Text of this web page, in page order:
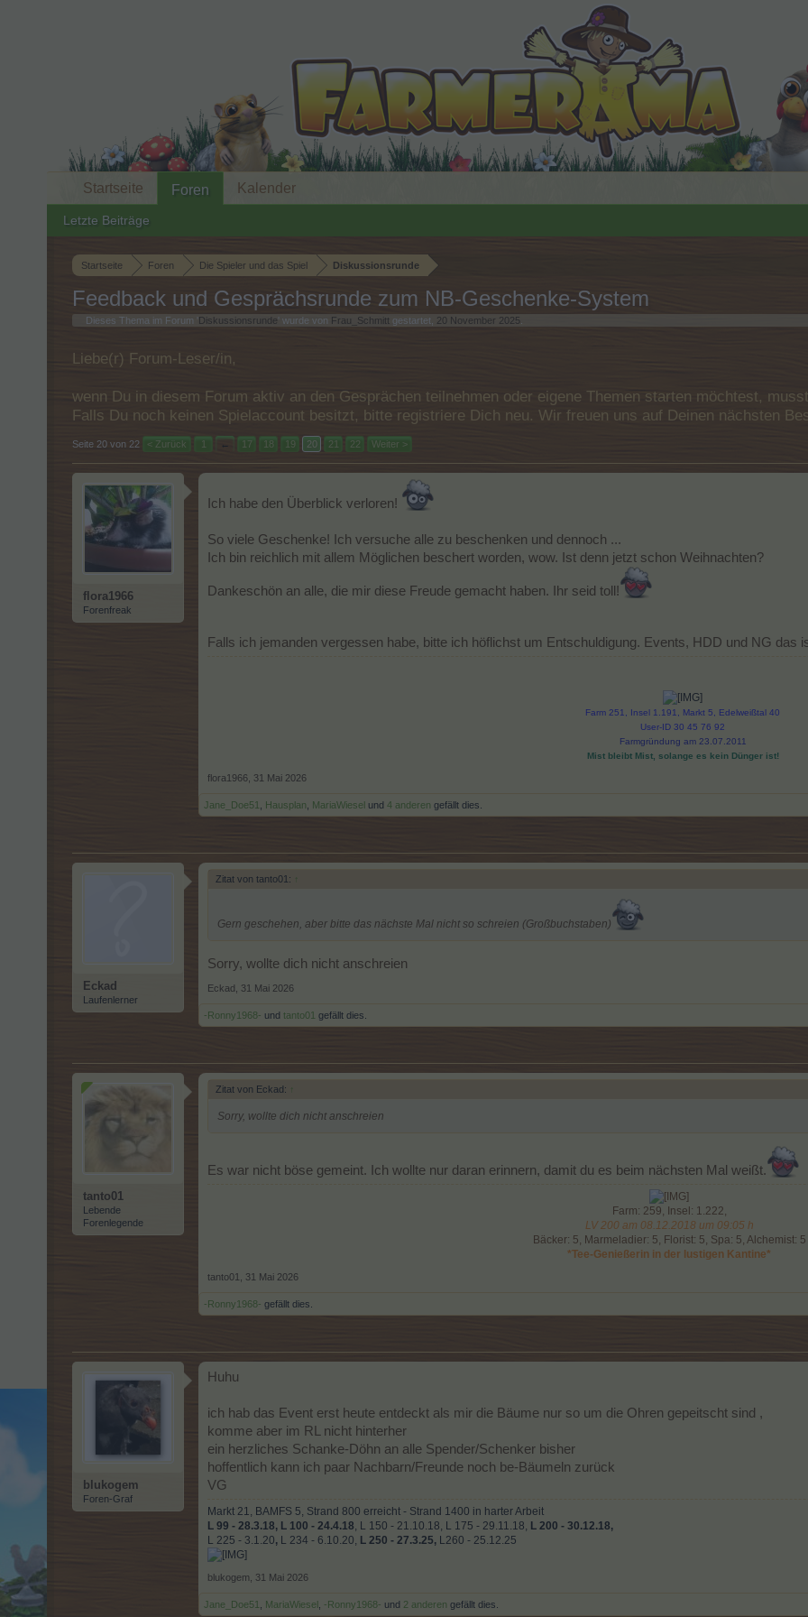
Startseite Foren Die Spieler und das Spiel Diskussionsrunde
Feedback und Gesprächsrunde zum NB-Geschenke-System
Dieses Thema im Forum ' Diskussionsrunde ' wurde von Frau_Schmitt gestartet, 20 November 2025
Liebe(r) Forum-Leser/in,
wenn Du in diesem Forum aktiv an den Gesprächen teilnehmen oder eigene Themen starten möchtest,
Falls Du noch keinen Spielaccount besitzt, bitte registriere Dich neu. Wir freuen uns auf Deinen nächsten
Seite 20 von 22 < Zurück 1 ← 17 18 19 20 21 22 Weiter >
flora1966
Forenfreak
Ich habe den Überblick verloren!
So viele Geschenke! Ich versuche alle zu beschenken und dennoch ...
Ich bin reichlich mit allem Möglichen beschert worden, wow. Ist denn jetzt schon Weihnachten?
Dankeschön an alle, die mir diese Freude gemacht haben. Ihr seid toll!
Falls ich jemanden vergessen habe, bitte ich höflichst um Entschuldigung. Events, HDD und NG das
Farm 251, Insel 1.191, Markt 5, Edelweißtal 40
User-ID 30 45 76 92
Farmgründung am 23.07.2011
Mist bleibt Mist, solange es kein Dünger ist!
flora1966 31 Mai 2026
Jane_Doe51 Hausplan MariaWiesel und 4 anderen gefällt dies.
Eckad
Laufenlerner
Zitat von tanto01: ↑
Gern geschehen, aber bitte das nächste Mal nicht so schreien (Großbuchstaben)
Sorry, wollte dich nicht anschreien
Eckad 31 Mai 2026
-Ronny1968- und tanto01 gefällt dies.
tanto01
Lebende
Forenlegende
Zitat von Eckad: ↑
Sorry, wollte dich nicht anschreien
Es war nicht böse gemeint. Ich wollte nur daran erinnern, damit du es beim nächsten Mal weißt.
Farm: 259, Insel: 1.222,
LV 200 am 08.12.2018 um 09:05 h
Bäcker: 5, Marmeladier: 5, Florist: 5, Spa: 5, Alchemist: 5
*Tee-Genießerin in der lustigen Kantine*
tanto01 31 Mai 2026
-Ronny1968- gefällt dies.
blukogem
Foren-Graf
Huhu
ich hab das Event erst heute entdeckt als mir die Bäume nur so um die Ohren gepeitscht sind ,
komme aber im RL nicht hinterher
ein herzliches Schanke-Döhn an alle Spender/Schenker bisher
hoffentlich kann ich paar Nachbarn/Freunde noch be-Bäumeln zurück
VG
Markt 21, BAMFS 5, Strand 800 erreicht - Strand 1400 in harter Arbeit
L 99 - 28.3.18, L 100 - 24.4.18, L 150 - 21.10.18, L 175 - 29.11.18, L 200 - 30.12.18,
L 225 - 3.1.20, L 234 - 6.10.20, L 250 - 27.3.25, L260 - 25.12.25
blukogem 31 Mai 2026
Jane_Doe51 MariaWiesel -Ronny1968- und 2 anderen gefällt dies.
Startseite Foren
Letzte Beiträge
Kalender